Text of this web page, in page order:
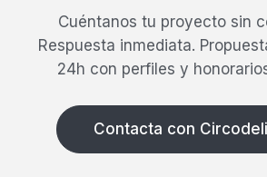
Cuéntanos tu proyecto sin
Respuesta inmediata.
24h con perfiles y
Contacta con